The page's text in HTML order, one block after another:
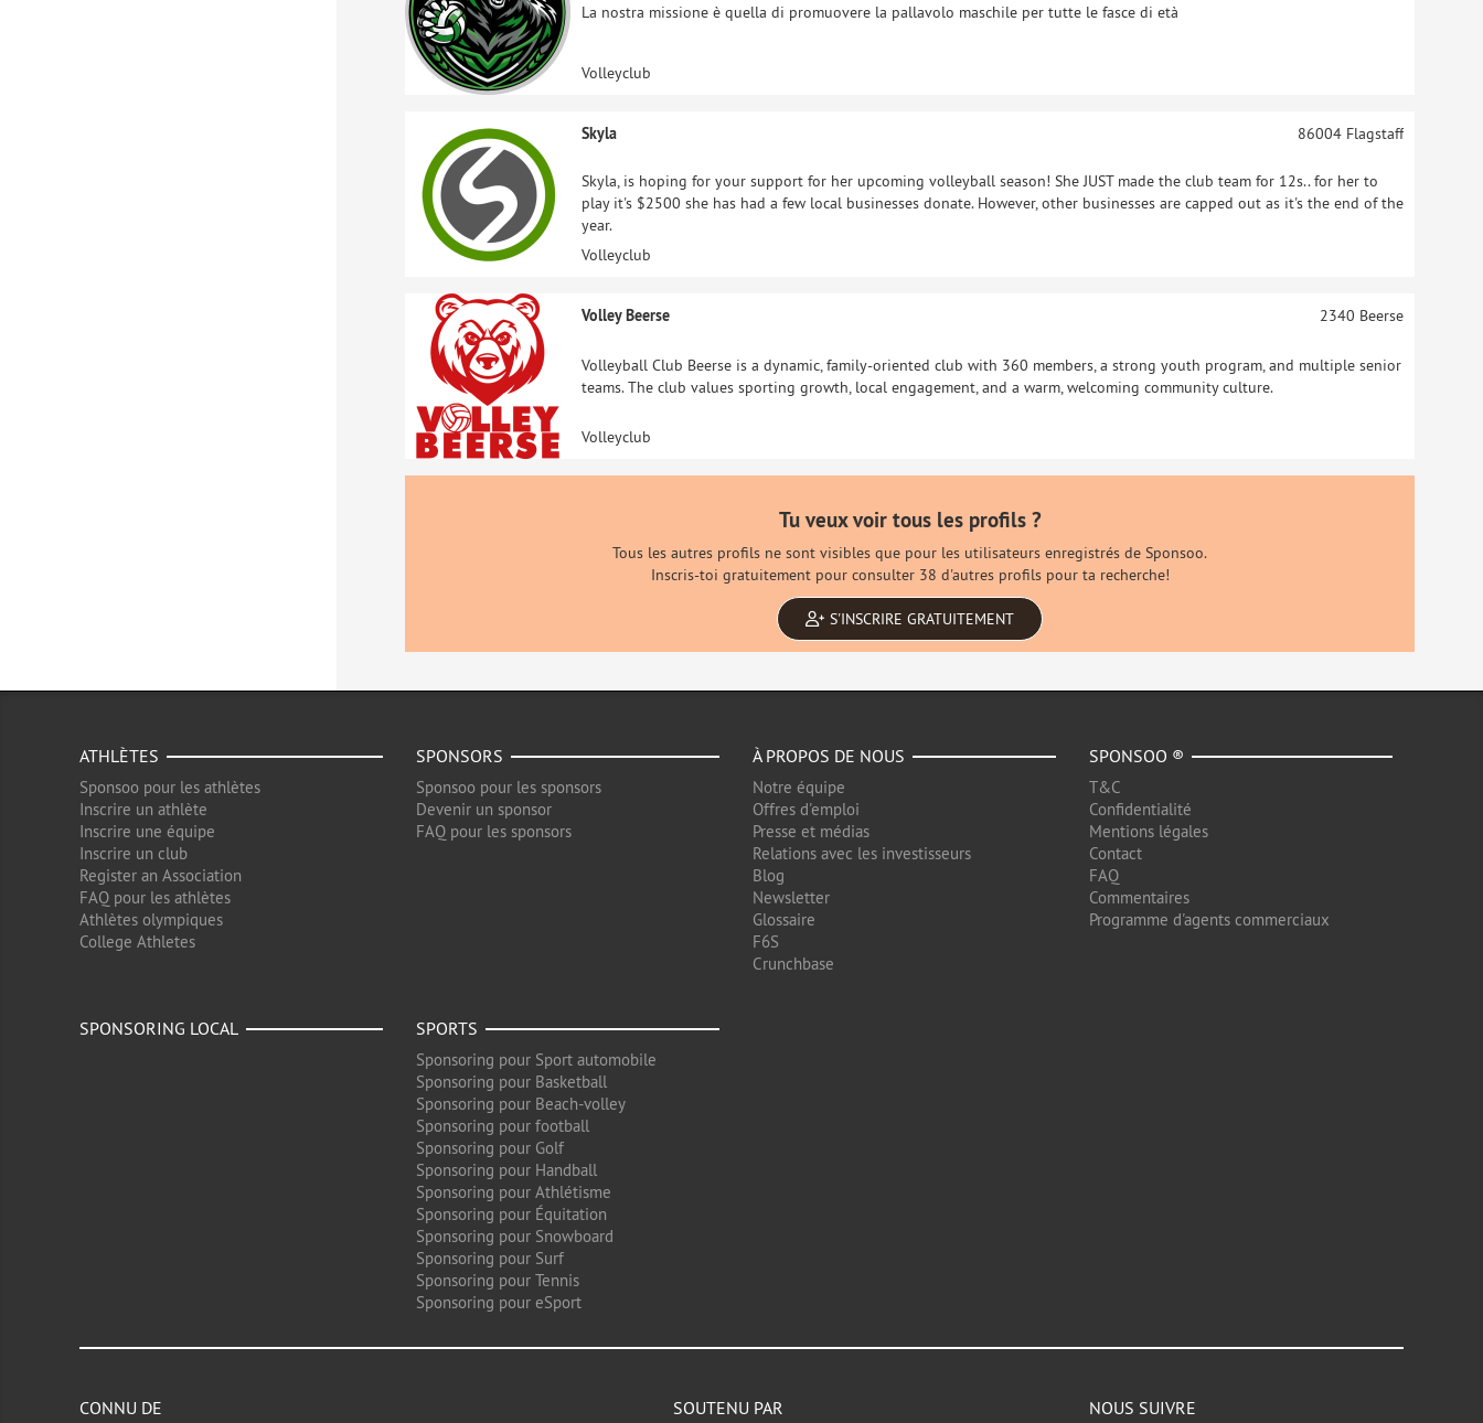
La nostra missione è quella di promuovere la pallavolo maschile per tutte le fasce di età
Volleyclub
Skyla
Skyla, is hoping for your support for her upcoming volleyball season! She JUST made the club team for 12s.. for her to
play it's $2500 she has had a few local businesses donate. However, other businesses are capped out as it's the end of the
year.
86004Flagstaff
Volleyclub
Volley Beerse
Volleyball Club Beerse is a dynamic, family-oriented club with 360 members, a strong youth program, and multiple senior
teams. The club values sporting growth, local engagement, and a warm, welcoming community culture.
2340 Beerse
Volleyclub
Tu veux voir tous les profils ?
Tous les autres profils ne sont visibles que pour les utilisateurs enregistrés de Sponsoo.
Inscris-toi gratuitement pour consulter 38 d'autres profils pour ta recherche!
S'INSCRIRE GRATUITEMENT
ATHLÈTES
Sponsoo pour les athlètes
Inscrire un athlète
Inscrire une équipe
Inscrire un club
Register an Association
FAQ pour les athlètes
Athlètes olympiques
College Athletes
SPONSORS
Sponsoo pour les sponsors
Devenir un sponsor
FAQ pour les sponsors
À PROPOS DE NOUS
Notre équipe
Offres d'emploi
Presse et médias
Relations avec les investisseurs
Blog
Newsletter
Glossaire
F6S
Crunchbase
SPONSOO ®
T&C
Confidentialité
Mentions légales
Contact
FAQ
Commentaires
Programme d'agents commerciaux
SPONSORING LOCAL SPORTS
Sponsoring pour Sport automobile
Sponsoring pour Basketball
Sponsoring pour Beach-volley
Sponsoring pour football
Sponsoring pour Golf
Sponsoring pour Handball
Sponsoring pour Athlétisme
Sponsoring pour Équitation
Sponsoring pour Snowboard
Sponsoring pour Surf
Sponsoring pour Tennis
Sponsoring pour eSport
CONNU DE SOUTENU PAR NOUS SUIVRE